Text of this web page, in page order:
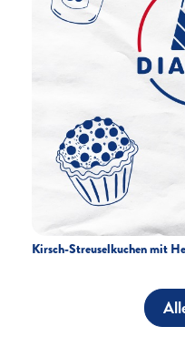
Kirsch-Streuselkuchen mit